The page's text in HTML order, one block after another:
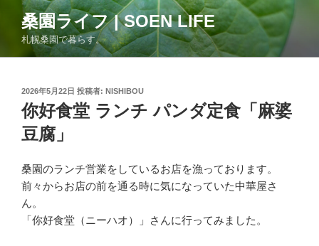
ン
桑園ライフ | SOEN LIFE
札幌桑園で暮らす。
投
稿
日:
2026年5月22日 投稿者: NISHIBOU
你好食堂 ランチ パンダ定食「麻婆
豆腐」
桑園のランチ営業をしているお店を漁っております。
前々からお店の前を通る時に気になっていた中華屋さ
ん。
「你好食堂（ニーハオ）」さんに行ってみました。